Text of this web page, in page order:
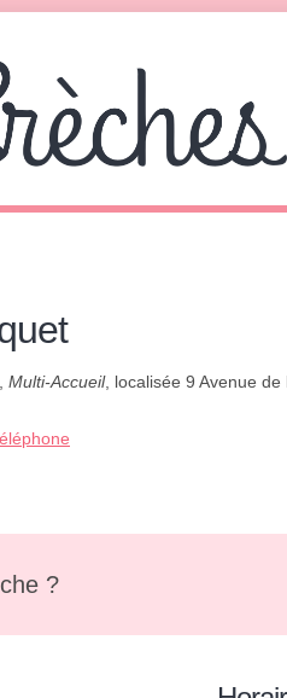
Multi-Accueil, localisée 9 Avenue
?